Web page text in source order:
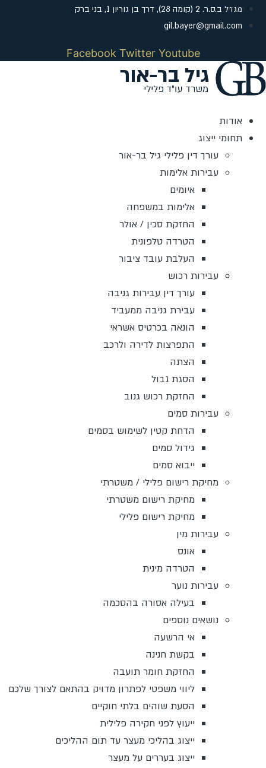
דלג
לתוכן
מגדל ב.ס.ר. 2 (קומה 28), דרך בן גוריון 1, בני ברק
gil.bayer@gmail.com
Facebook Twitter Youtube
אודות
תחומי ייצוג
עורך דין פלילי גיל בר-אור
עבירות אלימות
איומים
אלימות במשפחה
החזקת סכין / אולר
הטרדה טלפונית
העלבת עובד ציבור
עבירות רכוש
עורך דין עבירות גניבה
עבירת גניבה ממעביד
הונאה בכרטיס אשראי
התפרצות לדירה ולרכב
הצתה
הסגת גבול
החזקת רכוש גנוב
עבירות סמים
הדחת קטין לשימוש בסמים
גידול סמים
ייבוא סמים
מחיקת רישום פלילי / משטרתי
מחיקת רישום משטרתי
מחיקת רישום פלילי
עבירות מין
אונס
הטרדה מינית
עבירות נוער
בעילה אסורה בהסכמה
נושאים נוספים
אי הרשעה
בקשת חנינה
החזקת חומר תועבה
ליווי משפטי לפתרון מדויק בהתאם לצורך שלכם
הסעת שוהים בלתי חוקיים
ייעוץ לפני חקירה פלילית
ייצוג בהליכי מעצר עד תום ההליכים
ייצוג בעררים על מעצר